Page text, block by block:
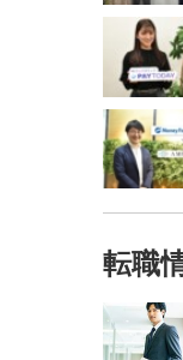
転職